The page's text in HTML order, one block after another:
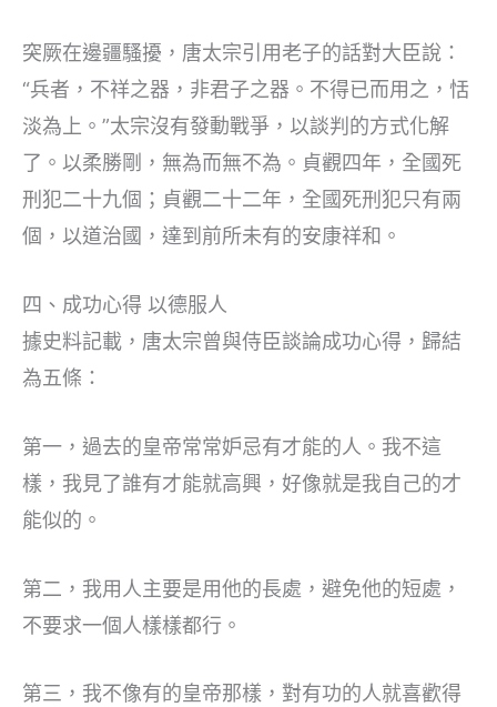
突厥在邊疆騷擾，唐太宗引用老子的話對大臣說：
“兵者，不祥之器，非君子之器。不得已而用之，恬
淡為上。”太宗沒有發動戰爭，以談判的方式化解
了。以柔勝剛，無為而無不為。貞觀四年，全國死
刑犯二十九個；貞觀二十二年，全國死刑犯只有兩
個，以道治國，達到前所未有的安康祥和。
四、成功心得 以德服人
據史料記載，唐太宗曾與侍臣談論成功心得，歸結
為五條：
第一，過去的皇帝常常妒忌有才能的人。我不這
樣，我見了誰有才能就高興，好像就是我自己的才
能似的。
第二，我用人主要是用他的長處，避免他的短處，
不要求一個人樣樣都行。
第三，我不像有的皇帝那樣，對有功的人就喜歡得